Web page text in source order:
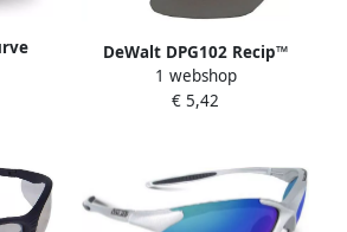
DeWalt DPG102 Recip™
veiligheidsbril | Donker
Glas DPG102-2DEU
1 webshop
€ 5,42